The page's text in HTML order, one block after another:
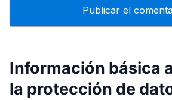
Información básica
la protección de